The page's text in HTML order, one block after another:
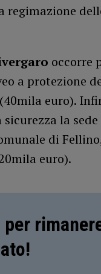
regimazione
occorre
a protezione
euro).
sicurezza la
di
euro).